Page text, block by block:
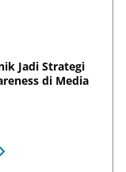
Jadi Strategi
di Media